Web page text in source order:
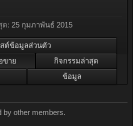
ด: 25 กุมภาพันธ์ 2015
ต์ข้อมูลส่วนตัว
ขาย
กิจกรรมล่าสุด
ข้อมูล
by other members.